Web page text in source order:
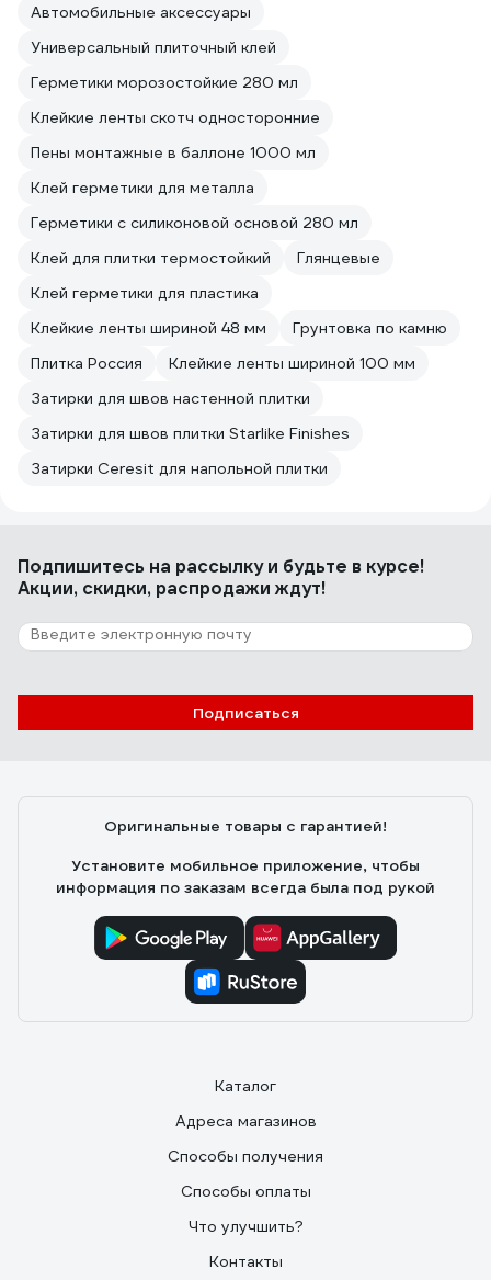
Автомобильные аксессуары
Универсальный плиточный клей
Герметики морозостойкие 280 мл
Клейкие ленты скотч односторонние
Пены монтажные в баллоне 1000 мл
Клей герметики для металла
Герметики с силиконовой основой 280 мл
Клей для плитки термостойкий
Глянцевые
Клей герметики для пластика
Клейкие ленты шириной 48 мм
Грунтовка по камню
Плитка Россия
Клейкие ленты шириной 100 мм
Затирки для швов настенной плитки
Затирки для швов плитки Starlike Finishes
Затирки Ceresit для напольной плитки
Подпишитесь на рассылкуи будьте в курсе!
Акции, скидки, распродажи ждут!
Подписаться
Оригинальные товары с гарантией!
Установите мобильное приложение, чтобы
информация по заказам всегда была под рукой
Каталог
Адреса магазинов
Способы получения
Способы оплаты
Что улучшить?
Контакты